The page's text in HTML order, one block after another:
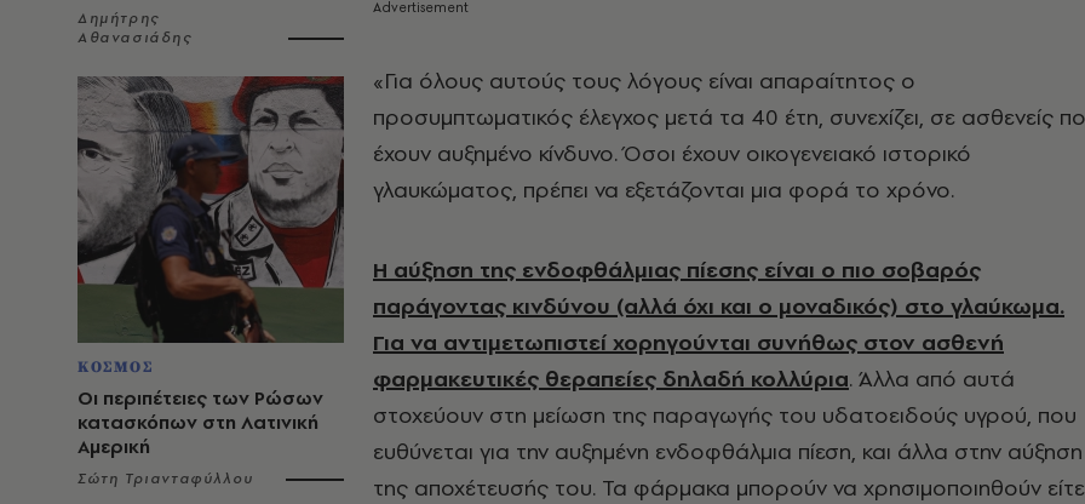
Δημήτρης
Αθανασιάδης
ΚΟΣΜΟΣ
Οι περιπέτειες των Ρώσων
κατασκόπων στη Λατινική
Αμερική
Σώτη Τριανταφύλλου
«Για όλους αυτούς τους λόγους είναι απαραίτητος ο
προσυμπτωματικός έλεγχος μετά τα 40 έτη, συνεχίζει, σε ασθενείς
έχουν αυξημένο κίνδυνο. Όσοι έχουν οικογενειακό ιστορικό
γλαυκώματος, πρέπει να εξετάζονται μια φορά το χρόνο.
Η αύξηση της ενδοφθάλμιας πίεσης είναι ο πιο σοβαρός
παράγοντας κινδύνου (αλλά όχι και ο μοναδικός) στο γλαύκωμα.
Για να αντιμετωπιστεί χορηγούνται συνήθως στον ασθενή
φαρμακευτικές θεραπείες δηλαδή κολλύρια. Άλλα από αυτά
στοχεύουν στη μείωση της παραγωγής του υδατοειδούς υγρού, που
ευθύνεται για την αυξημένη ενδοφθάλμια πίεση, και άλλα στην αύξηση
της αποχέτευσής του. Τα φάρμακα μπορούν να χρησιμοποιηθούν είτε